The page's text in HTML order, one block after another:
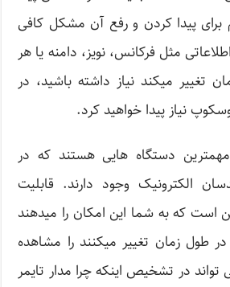
برای پیدا کردن و رفع آن مشکل کافی
مثل فرکانس، نویز، دامنه یا هر
تغییر میکند نیاز داشته باشید، در
نیاز پیدا خواهید کرد.
دستگاه هایی هستند که در
الکترونیک وجود دارند. قابلیت
است که به شما این امکان را میدهند
طول زمان تغییر میکنند را مشاهده
در تشخیص اینکه چرا مدار تایمر